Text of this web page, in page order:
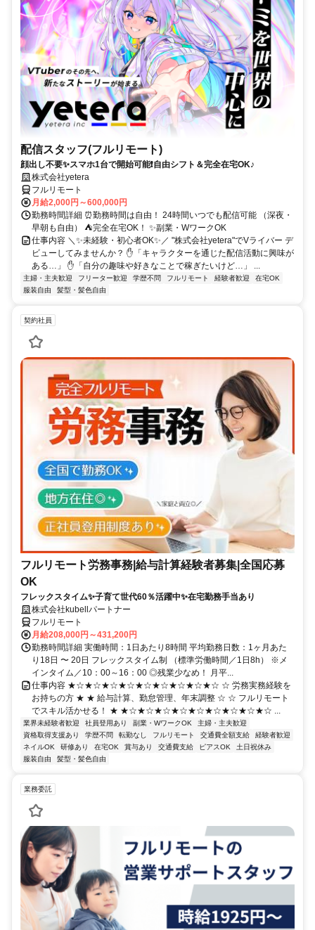
配信スタッフ(フルリモート)
顔出し不要✨スマホ1台で開始可能❗自由シフト＆完全在宅OK♪
株式会社yetera
フルリモート
月給2,000円～600,000円
勤務時間詳細 ⏰勤務時間は自由！ 24時間いつでも配信可能 （深夜・
早朝も自由） ⛺完全在宅OK！ ✨副業・WワークOK
仕事内容 ＼✨未経験・初心者OK✨／ "株式会社yetera"でVライバー デ
ビューしてみませんか？ ✋「キャラクターを通じた配信活動に興味が
ある…」 ✋「自分の趣味や好きなことで稼ぎたいけど…」 ...
主婦・主夫歓迎 フリーター歓迎 学歴不問 フルリモート 経験者歓迎
在宅OK
服装自由
髪型・髪色自由
契約社員
フルリモート労務事務|給与計算経験者募集|全国応募
OK
フレックスタイム✨子育て世代60％活躍中✨在宅勤務手当あり
株式会社kubellパートナー
フルリモート
月給208,000円～431,200円
勤務時間詳細 実働時間：1日あたり8時間 平均勤務日数：1ヶ月あた
り18日 〜 20日 フレックスタイム制 （標準労働時間／1日8h） ※メ
インタイム／10：00～16：00 ◎残業少なめ！ 月平...
仕事内容 ★☆★☆★☆★☆★☆★☆★☆★☆★☆ ☆ 労務実務経験を
お持ちの方 ★ ★ 給与計算、勤怠管理、年末調整 ☆ ☆ フルリモート
でスキル活かせる！ ★ ★☆★☆★☆★☆★☆★☆★☆★☆★☆ ...
業界未経験者歓迎 社員登用あり 副業・WワークOK
主婦・主夫歓迎
資格取得支援あり
学歴不問 転勤なし フルリモート 交通費全額支給
経験者歓迎
ネイルOK
研修あり 在宅OK 賞与あり 交通費支給 ピアスOK
土日祝休み
服装自由
髪型・髪色自由
業務委託